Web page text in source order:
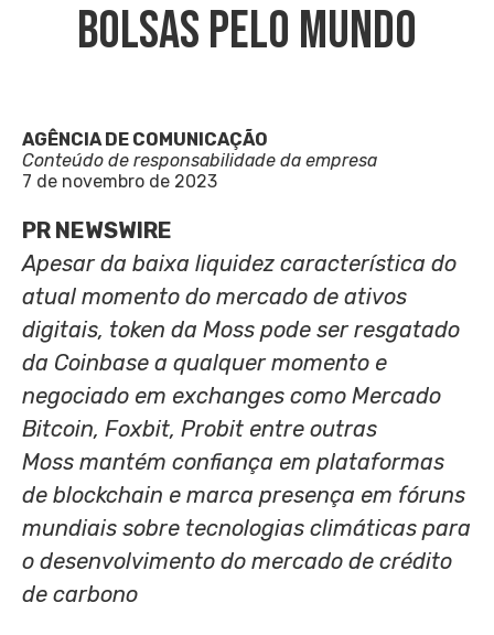
Bolsas Pelo Mundo
AGÊNCIA DE COMUNICAÇÃO
Conteúdo de responsabilidade da empresa
7 de novembro de 2023
PR NEWSWIRE
Apesar da baixa liquidez característica do
atual momento do mercado de ativos
digitais, token da Moss pode ser resgatado
da Coinbase a qualquer momento e
negociado em exchanges como Mercado
Bitcoin, Foxbit, Probit entre outras
Moss mantém confiança em plataformas
de blockchain e marca presença em fóruns
mundiais sobre tecnologias climáticas para
o desenvolvimento do mercado de crédito
de carbono